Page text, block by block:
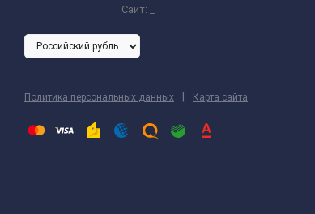
Сайт:
Политика персональных данных Карта сайта